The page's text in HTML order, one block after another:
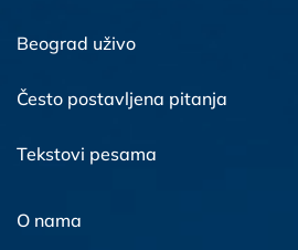
Beograd uživo
Često postavljena pitanja
Tekstovi pesama
O nama